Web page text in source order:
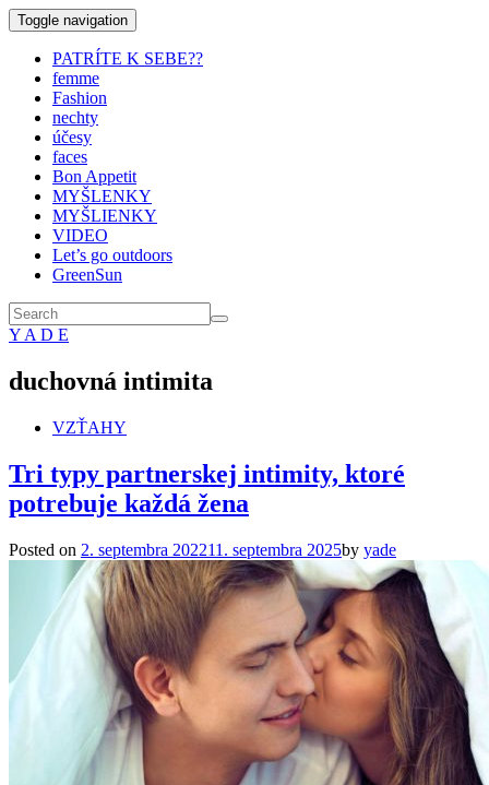
Toggle navigation
PATRÍTE K SEBE??
femme
Fashion
nechty
účesy
faces
Bon Appetit
MYŠLENKY
MYŠLIENKY
VIDEO
Let’s go outdoors
GreenSun
Y A D E
duchovná intimita
VZŤAHY
Tri typy partnerskej intimity, ktoré
potrebuje každá žena
Posted on 2. septembra 202211. septembra 2025by yade